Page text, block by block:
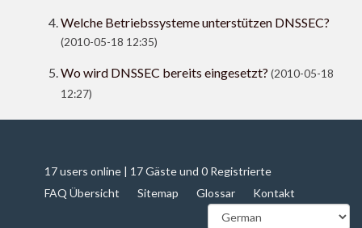
Welche Betriebssysteme unterstützen DNSSEC?
(2010-05-18 12:35)
Wo wird DNSSEC bereits eingesetzt? (2010-05-18
12:27)
17 users online | 17 Gäste und 0 Registrierte
FAQ Übersicht
Sitemap Glossar Kontakt